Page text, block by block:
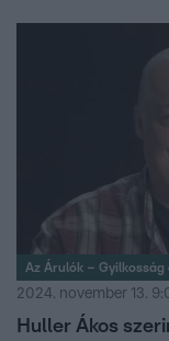
Az Árulók – Gyilkosság
2024. november 13.
Huller Ákos